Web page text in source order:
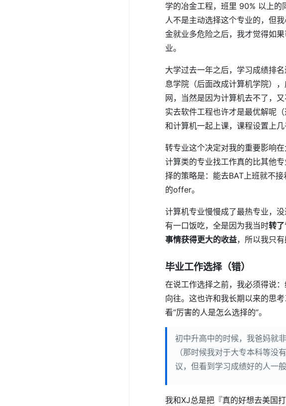
学的冶金工程，班里 90% 以上的
人不是主动选择这个专业的，但
金就业多危险之后，我才觉得如
业。
大学过去一年之后，学习成绩排
息学院（后面改成计算机学院）
网，当然是因为计算机去不了，
实去软件工程也许才是最优解呢
和计算机一起上课，课程设置上几
转专业这个决定对我的重要影响
计算类的专业找工作真的比其他
择的策略是：能去BAT上班就不
的offer。
计算机专业慢慢成了最热专业，
有一口饭吃，全是因为我当时转
事情获得更大的收益，所以我只有
毕业工作选择（错）
在说工作选择之前，我必须得说
向往。这也许和我长期以来的思
看“厉害的人是怎么选择的”。
初中升高中的时候，我爸妈就
（那时候我对于大专本科等没
议，但看到学习成绩好的人一
我和XJ总是把『真的好想去美国